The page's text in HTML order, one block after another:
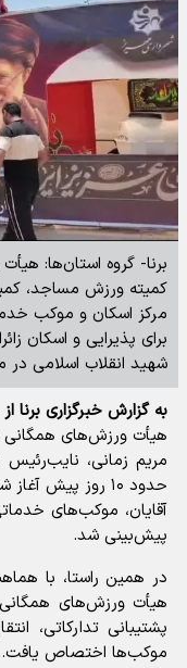
برنا- گروه استان‌ها:
برای پذیرایی و اسکان
شهید انقلاب اسلامی
به گزارش خبرگزاری برنا
هیأت ورزش‌های همگانی
مریم زمانی،
حدود ۱۰ روز پیش
آقایان، موکب‌های
پیش‌بینی شد.
در همین راستا، با
هیأت ورزش‌های
پشتیبانی تدارکاتی،
موکب‌ها اختصاص یافت.